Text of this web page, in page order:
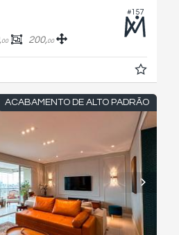
#157
00 200,00
ACABAMENTO DE ALTO PADRÃO